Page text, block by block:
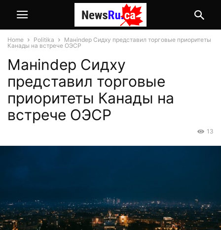
Home Politika
Манindер Сидху представил торговые приоритеты
Канады на встрече ОЭСР
Манindер Сидху
представил торговые
приоритеты Канады на
встрече ОЭСР
13